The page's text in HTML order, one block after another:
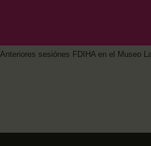
Anteriores sesiónes FDIHA en el Museo